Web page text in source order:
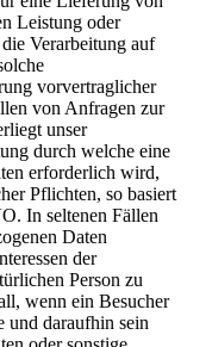
Leistung oder
Verarbeitung auf
vorvertraglicher
von Anfragen zur
unser
durch welche eine
erforderlich wird,
Pflichten, so basiert
In seltenen Fällen
Daten
der
Person zu
wenn ein Besucher
und daraufhin sein